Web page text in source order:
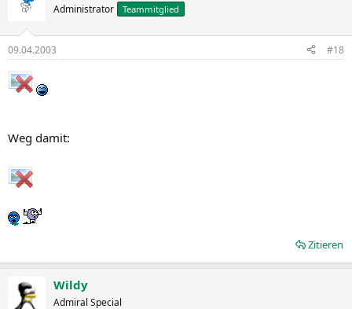
Administrator Teammitglied
09.04.2003 #18
Weg damit:
Zitieren
Wildy
Admiral Special